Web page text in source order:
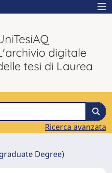
digitale
tesi di Laurea
Ricerca avanzata
Degree)